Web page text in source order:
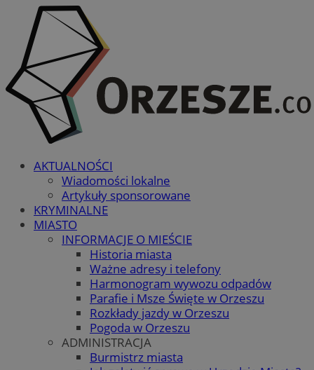
AKTUALNOŚCI
Wiadomości lokalne
Artykuły sponsorowane
KRYMINALNE
MIASTO
INFORMACJE O MIEŚCIE
Historia miasta
Ważne adresy i telefony
Harmonogram wywozu odpadów
Parafie i Msze Święte w Orzeszu
Rozkłady jazdy w Orzeszu
Pogoda w Orzeszu
ADMINISTRACJA
Burmistrz miasta